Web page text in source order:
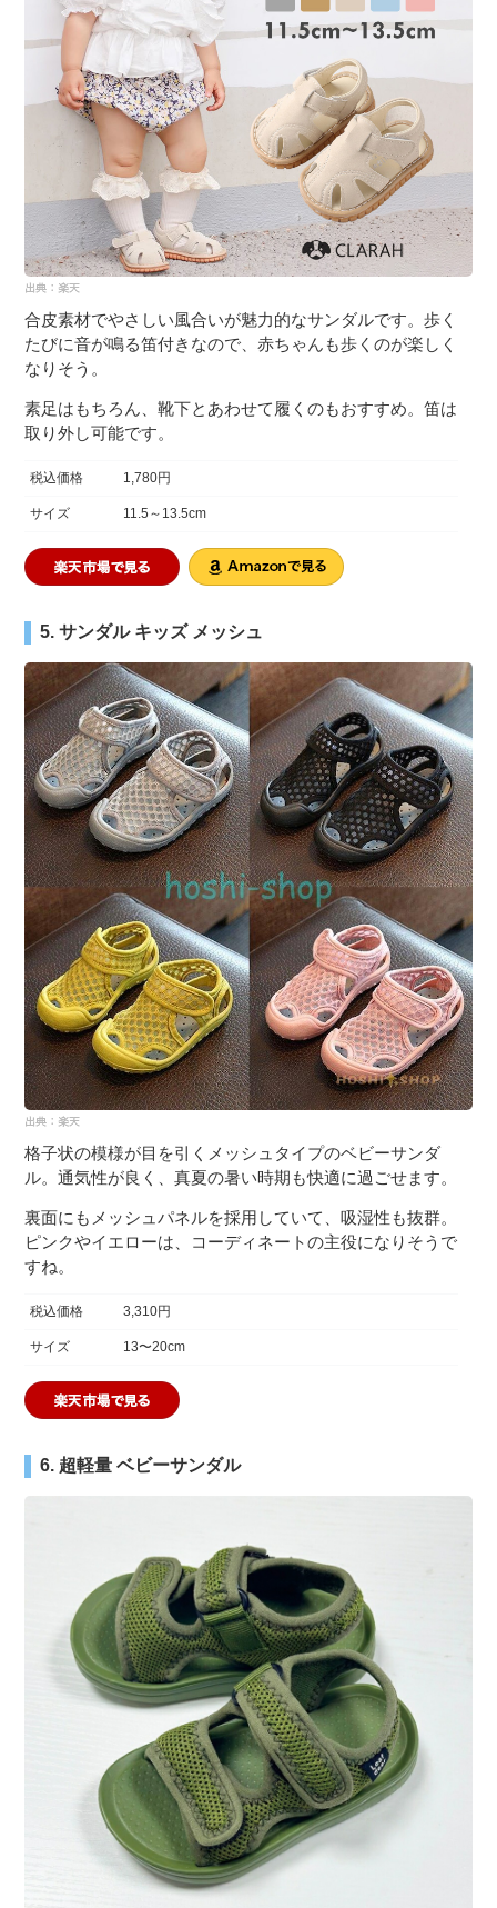
合皮素材でやさしい風合いが魅力的なサンダルです。歩く
たびに音が鳴る笛付きなので、赤ちゃんも歩くのが楽しく
なりそう。
素足はもちろん、靴下とあわせて履くのもおすすめ。笛は
取り外し可能です。
税込価格 1,780円
サイズ 11.5～13.5cm
5. サンダル キッズ メッシュ
格子状の模様が目を引くメッシュタイプのベビーサンダ
ル。通気性が良く、真夏の暑い時期も快適に過ごせます。
裏面にもメッシュパネルを採用していて、吸湿性も抜群。
ピンクやイエローは、コーディネートの主役になりそうで
すね。
税込価格 3,310円
サイズ 13〜20cm
6. 超軽量 ベビーサンダル